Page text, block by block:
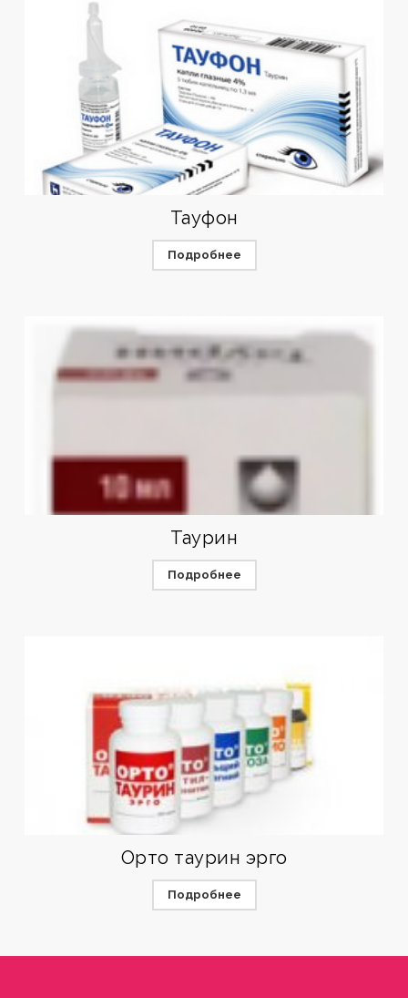
Тауфон
Подробнее
Таурин
Подробнее
Орто таурин эрго
Подробнее